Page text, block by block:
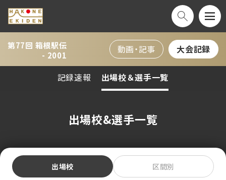
第77回 箱根駅伝
- 2001
動画・記事 大会記録
記録速報 出場校＆選手一覧
出場校&選手一覧
出場校 区間別